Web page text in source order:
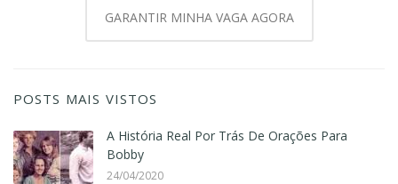
GARANTIR MINHA VAGA AGORA
POSTS MAIS VISTOS
A História Real Por Trás De Orações Para
Bobby
24/04/2020